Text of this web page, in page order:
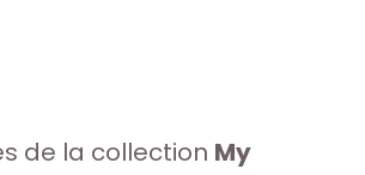
de la collection My